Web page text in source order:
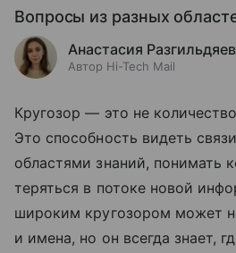
Вопросы из разных
Анастасия
Автор Hi-Tech Mail
Кругозор — это не
Это способность видеть
областями знаний, понимать
теряться в потоке новой
широким кругозором может
и имена, но он всегда знает,